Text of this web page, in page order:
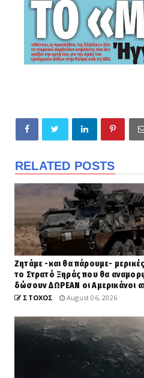
RELATED POSTS
Zητάμε -και θα πάρουμε-
το Στρατό Ξηράς που θα
δώσουν ΔΩΡΕΑΝ οι Αμερικάνοι
ΣΤΟΧΟΣ August 06, 2026